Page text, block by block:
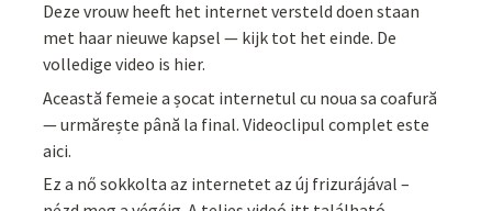
Deze vrouw heeft het internet versteld doen staan
met haar nieuwe kapsel — kijk tot het einde. De
volledige video is hier.
Această femeie a șocat internetul cu noua sa coafură
— urmărește până la final. Videoclipul complet este
aici.
Ez a nő sokkolta az internetet az új frizurájával –